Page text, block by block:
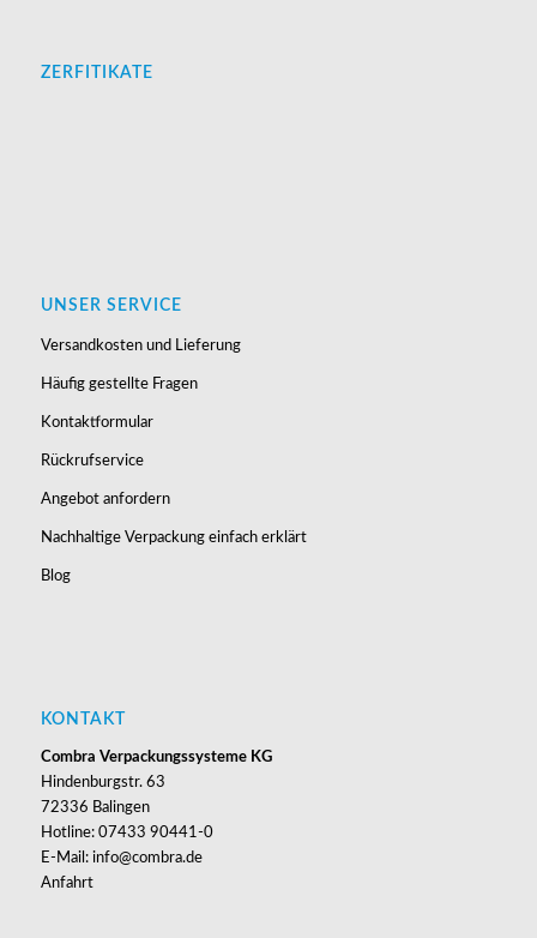
ZERFITIKATE
UNSER SERVICE
Versandkosten und Lieferung
Häufig gestellte Fragen
Kontaktformular
Rückrufservice
Angebot anfordern
Nachhaltige Verpackung einfach erklärt
Blog
KONTAKT
Combra Verpackungssysteme KG
Hindenburgstr. 63
72336 Balingen
Hotline: 07433 90441-0
E-Mail: info@combra.de
Anfahrt